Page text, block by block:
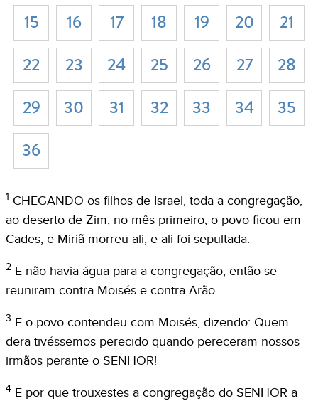
1 CHEGANDO os filhos de Israel, toda a congregação,
ao deserto de Zim, no mês primeiro, o povo ficou em
Cades; e Miriã morreu ali, e ali foi sepultada.
2 E não havia água para a congregação; então se
reuniram contra Moisés e contra Arão.
3 E o povo contendeu com Moisés, dizendo: Quem
dera tivéssemos perecido quando pereceram nossos
irmãos perante o SENHOR!
4 E por que trouxestes a congregação do SENHOR a
15
16 17 18 19 20
21
22
23 24 25 26 27
28
29
30 31 32 33 34
35
36